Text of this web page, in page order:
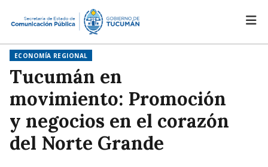
ECONOMÍA REGIONAL
Tucumán en
movimiento: Promoción
y negocios en el corazón
del Norte Grande